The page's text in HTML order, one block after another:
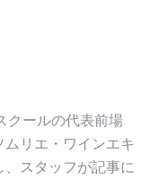
クールの代表前場
リエ・ワインエキ
スタッフが記事に